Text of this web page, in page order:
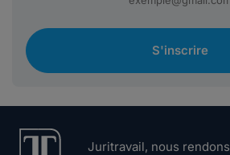
S'inscrire
Juritravail, nous rendons